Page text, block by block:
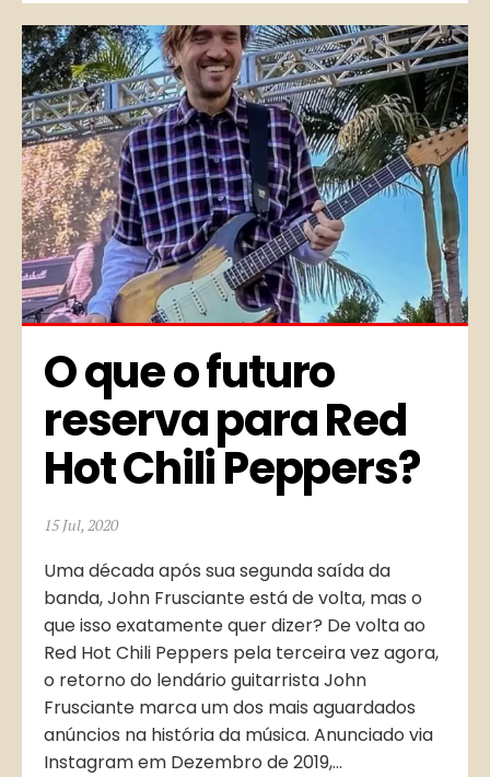
O que o futuro
reserva para Red
Hot Chili Peppers?
15 Jul, 2020
Uma década após sua segunda saída da
banda, John Frusciante está de volta, mas o
que isso exatamente quer dizer? De volta ao
Red Hot Chili Peppers pela terceira vez agora,
o retorno do lendário guitarrista John
Frusciante marca um dos mais aguardados
anúncios na história da música. Anunciado via
Instagram em Dezembro de 2019,...